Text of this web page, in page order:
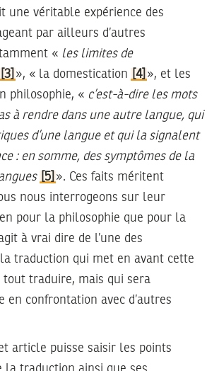
une véritable expérience des
par ailleurs d’autres
« les limites de
[3] », « la domestication [4] », et les
philosophie, « c’est-à-dire les mots
à rendre dans une autre langue, qui
d’une langue et qui la signalent
: en somme, des symptômes de la
[5] ». Ces faits méritent
nous interrogeons sur leur
pour la philosophie que pour la
à vrai dire de l’une des
traduction qui met en avant cette
tout traduire, mais qui sera
en confrontation avec d’autres
article puisse saisir les points